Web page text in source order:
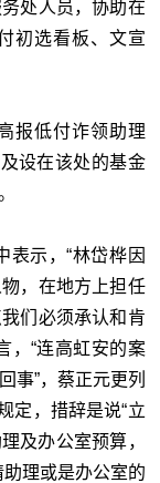
处人员，协助在
初选看板、文宣
报低付诈领助理
设在该处的基金
表示，“林岱桦因
，在地方上担任
们必须承认和肯
，“连高虹安的案
事”，蔡正元更列
定，措辞是说“立
及办公室预算，
理或是办公室的